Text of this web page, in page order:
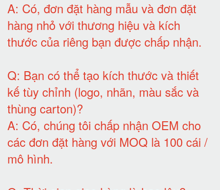
A: Có, đơn đặt hàng mẫu và đơn đặt
hàng nhỏ với thương hiệu và kích
thước của riêng bạn được chấp nhận.
Q: Bạn có thể tạo kích thước và thiết
kế tùy chỉnh (logo, nhãn, màu sắc và
thùng carton)?
A: Có, chúng tôi chấp nhận OEM cho
các đơn đặt hàng với MOQ là 100 cái /
mô hình.